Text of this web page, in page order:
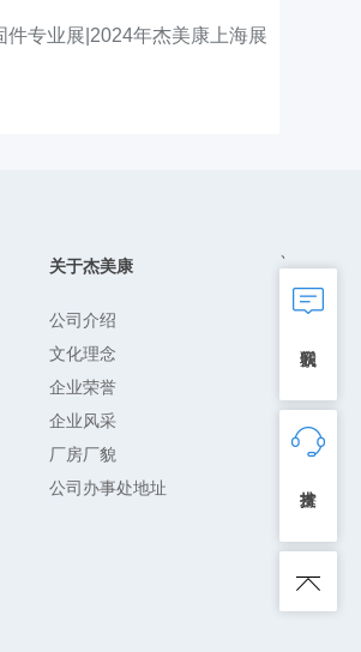
专业展|2024年杰美康上海展
关于杰美康
公司介绍
文化理念
企业荣誉
企业风采
厂房厂貌
公司办事处地址